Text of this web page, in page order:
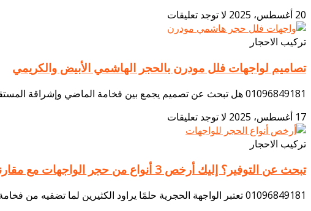
20 أغسطس، 2025
لا توجد تعليقات
تركيب الاحجار
تصاميم لواجهات فلل مودرن بالحجر الهاشمي الأبيض والكريمي
01096849181 هل تبحث عن تصميم يجمع بين فخامة الماضي وإشراقة المستقبل لواجهة فيلتك؟ تقدم لكم شركة المصطفى للديكور أرقى واجهات فلل حجر هاشمي مودرن، حيث
17 أغسطس، 2025
لا توجد تعليقات
تركيب الاحجار
تبحث عن التوفير؟ إليك أرخص 3 أنواع من حجر الواجهات مع مقارنة بينها
01096849181 تعتبر الواجهة الحجرية حلمًا يراود الكثيرين لما تضفيه من فخامة وقيمة للمبنى، لكن غالبًا ما تصطدم هذه الرغبة بعقبة التكلفة. هل يعني هذا التخلي